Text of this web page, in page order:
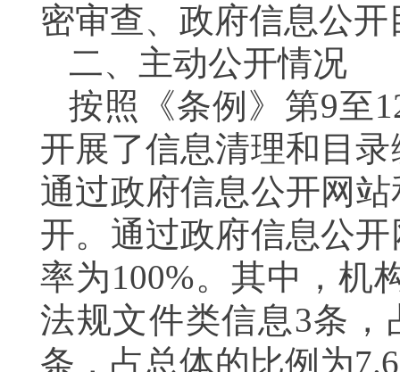
密审查、政府信息公
二、主动公开情况
按照《条例》第9至
开展了信息清理和目
通过政府信息公开网
开。通过政府信息公
率为100%。其中，机
法规文件类信息3条，
条，占总体的比例为